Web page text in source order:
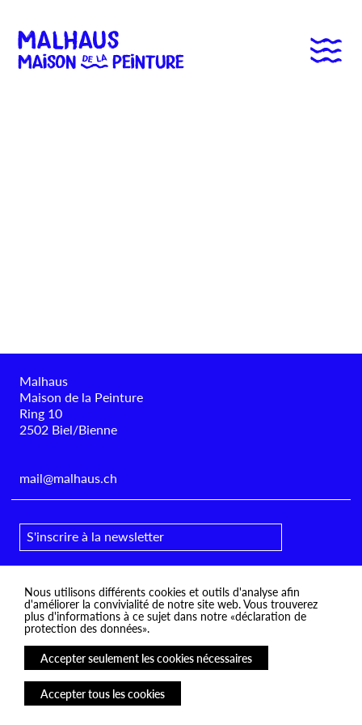
Malhaus
Maison de la Peinture
Ring 10
2502 Biel/Bienne
mail@malhaus.ch
Instagram
Facebook
Protection des données
Mentions légales
Nous utilisons différents cookies et outils d'analyse afin
d'améliorer la convivialité de notre site web. Vous trouverez
plus d'informations à ce sujet dans notre «déclaration de
protection des données».
Accepter seulement les cookies nécessaires
Accepter tous les cookies